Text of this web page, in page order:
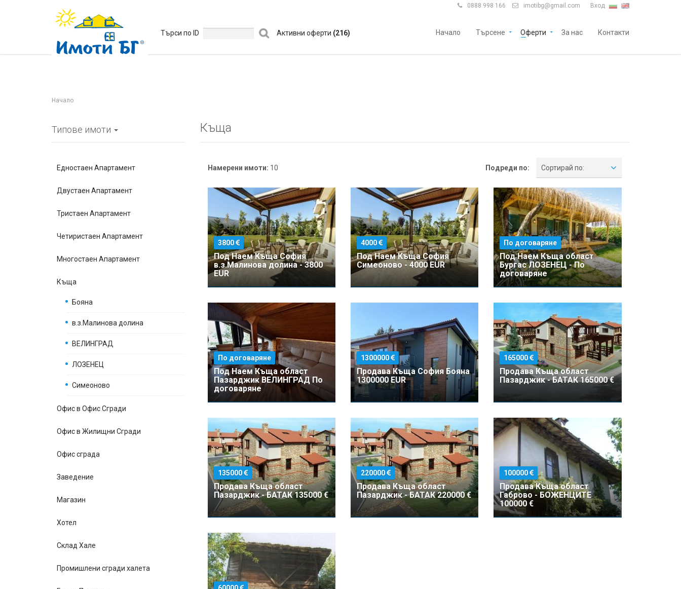
 0888 998 166  imotibg@gmail.com Вход
Търси по ID Активни оферти (216) Начало Търсене Оферти За нас Контакти
Начало
Типове имоти
Едностаен Апартамент
Двустаен Апартамент
Тристаен Апартамент
Четиристаен Апартамент
Многостаен Апартамент
Къщa
Бояна
в.з.Малинова долина
ВЕЛИНГРАД
ЛОЗЕНЕЦ
Симеоново
Офис в Офис Сгради
Офис в Жилищни Сгради
Офис сграда
Заведение
Магазин
Хотел
Склад Хале
Промишлени сгради халета
Къщa
Намерени имоти: 10 Подреди по: Сортирай по:
3800
Под Наем Къщa София
в.з.Малинова долина - 3800
EUR
4000
Под Наем Къщa София
Симеоново - 4000 EUR
По договаряне
Под Наем Къщa област
Бургас ЛОЗЕНЕЦ - По
договаряне
По договаряне
Под Наем Къщa област
Пазарджик ВЕЛИНГРАД По
договаряне
1300000
Продава Къщa София Бояна
1300000 EUR
165000
Продава Къщa област
Пазарджик - БАТАК 165000 €
135000
Продава Къщa област
Пазарджик - БАТАК 135000 €
220000
Продава Къщa област
Пазарджик - БАТАК 220000 €
100000
Продава Къщa област
Габрово - БОЖЕНЦИТЕ
100000 €